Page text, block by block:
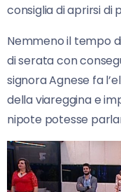
consiglia di aprirsi di
Nemmeno il tempo
di serata con
signora Agnese fa
della viareggina e
nipote potesse